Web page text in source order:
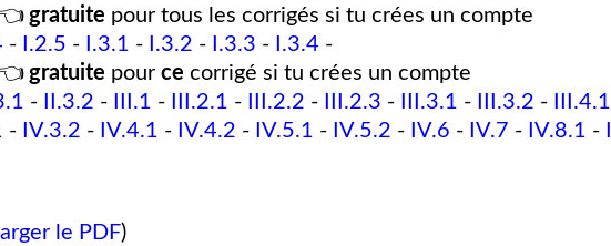
gratuite pour tous les corrigés si tu crées un compte
- I.2.5 - I.3.1 - I.3.2 - I.3.3 - I.3.4 -
gratuite pour ce corrigé si tu crées un compte
- II.3.2 - III.1 - III.2.1 - III.2.2 - III.2.3 - III.3.1 - III.3.2 - III.4.1
- IV.3.2 - IV.4.1 - IV.4.2 - IV.5.1 - IV.5.2 - IV.6 - IV.7 - IV.8.1 -
le PDF)